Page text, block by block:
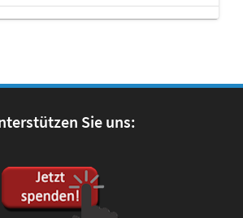
Sie uns: